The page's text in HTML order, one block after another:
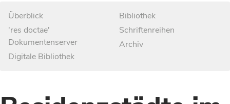
Überblick
'res doctae'
Dokumentenserver
Digitale Bibliothek
Bibliothek
Schriftenreihen
Archiv